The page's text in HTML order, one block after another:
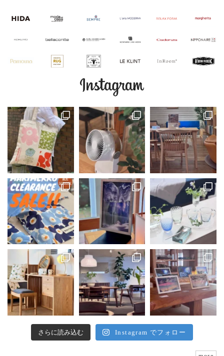
さらに読み込む Instagram でフォロー